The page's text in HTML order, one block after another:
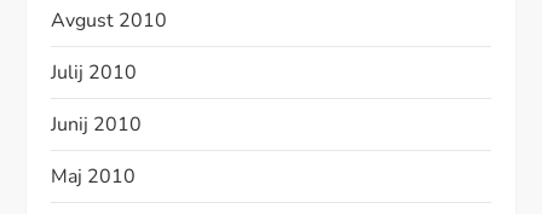
Avgust 2010
Julij 2010
Junij 2010
Maj 2010